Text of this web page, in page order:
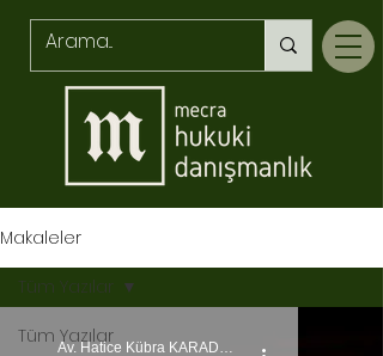
Makaleler
Tüm Yazılar
Tüm Yazılar